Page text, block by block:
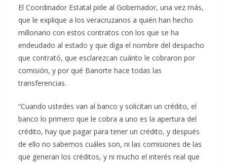
El Coordinador Estatal pide al Gobernador, una vez más,
que le explique a los veracruzanos a quién han hecho
millonario con estos contratos con los que se ha
endeudado al estado y que diga el nombre del despacho
que contrató, que esclarezcan cuánto le cobraron por
comisión, y por qué Banorte hace todas las
transferencias.
“Cuando ustedes van al banco y solicitan un crédito, el
banco lo primero que le cobra a uno es la apertura del
crédito, hay que pagar para tener un crédito, y después
de ello no sabemos cuáles son, ni las comisiones de las
que generan los créditos, y ni mucho el interés real que